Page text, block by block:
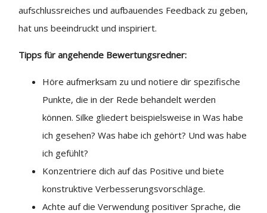
aufschlussreiches und aufbauendes Feedback zu geben,
hat uns beeindruckt und inspiriert.
Tipps für angehende Bewertungsredner:
Höre aufmerksam zu und notiere dir spezifische
Punkte, die in der Rede behandelt werden
können. Silke gliedert beispielsweise in Was habe
ich gesehen? Was habe ich gehört? Und was habe
ich gefühlt?
Konzentriere dich auf das Positive und biete
konstruktive Verbesserungsvorschläge.
Achte auf die Verwendung positiver Sprache, die